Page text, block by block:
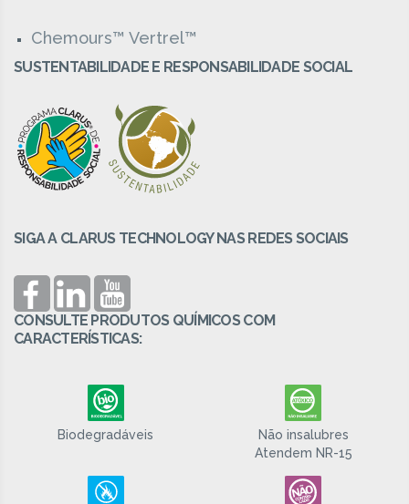
Chemours™ Vertrel™
SUSTENTABILIDADE E RESPONSABILIDADE SOCIAL
SIGA A CLARUS TECHNOLOGY NAS REDES SOCIAIS
CONSULTE PRODUTOS QUÍMICOS COM
CARACTERÍSTICAS:
Biodegradáveis
Não insalubres
Atendem NR-15